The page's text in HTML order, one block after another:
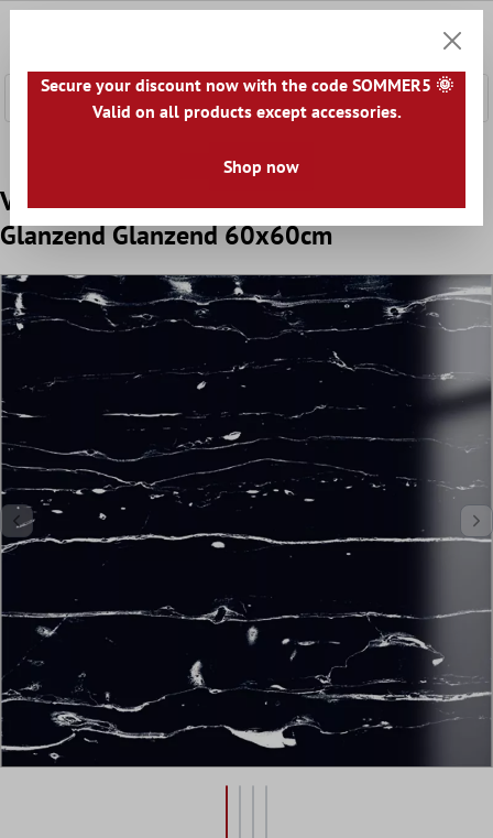
Vloertegels Corinaldo Marmerlook Zwart
Glanzend Glanzend 60x60cm
Secure your discount now with the code SOMMER5 🌞
Valid on all products except accessories.
Shop now